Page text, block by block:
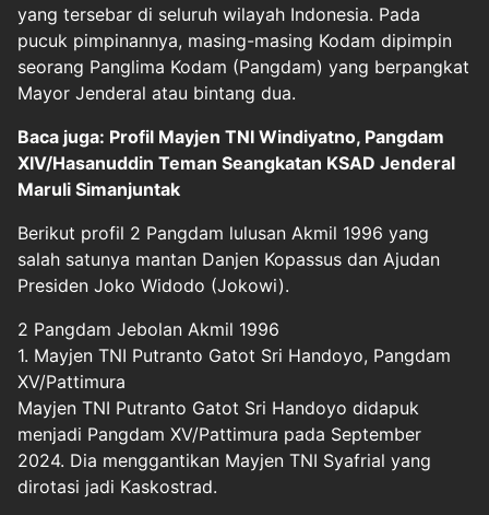
yang tersebar di seluruh wilayah Indonesia. Pada
pucuk pimpinannya, masing-masing Kodam dipimpin
seorang Panglima Kodam (Pangdam) yang berpangkat
Mayor Jenderal atau bintang dua.
Baca juga: Profil Mayjen TNI Windiyatno, Pangdam
XIV/Hasanuddin Teman Seangkatan KSAD Jenderal
Maruli Simanjuntak
Berikut profil 2 Pangdam lulusan Akmil 1996 yang
salah satunya mantan Danjen Kopassus dan Ajudan
Presiden Joko Widodo (Jokowi).
2 Pangdam Jebolan Akmil 1996
1. Mayjen TNI Putranto Gatot Sri Handoyo, Pangdam
XV/Pattimura
Mayjen TNI Putranto Gatot Sri Handoyo didapuk
menjadi Pangdam XV/Pattimura pada September
2024. Dia menggantikan Mayjen TNI Syafrial yang
dirotasi jadi Kaskostrad.